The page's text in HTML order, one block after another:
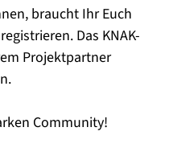
braucht Ihr Euch
Das KNAK-
Projektpartner
Community!